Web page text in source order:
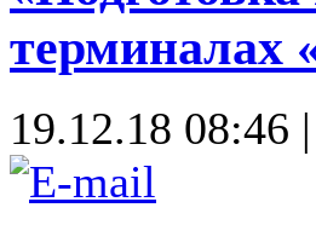
терминалах
19.12.18 08:46 |